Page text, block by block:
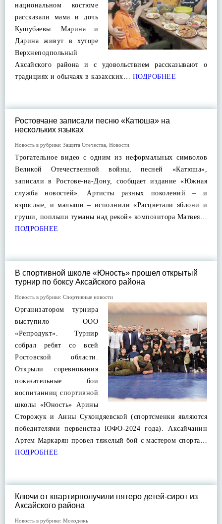
национальном костюме
рассказали мама и дочь
Кушубаевы. Марина и
Дарина живут в хуторе
Верхнеподпольный
Аксайского района и с удовольствием рассказывают о
традициях и обычаях в казахских… ПОДРОБНЕЕ
Ростовчане записали песню «Катюша» на
нескольких языках
Новость в рубрике: Защита Отечества Новости
Трогательное видео с одним из неформальных символов
Великой Отечественной войны, песней «Катюша»,
записали в Ростове-на-Дону, сообщает издание «Южная
служба новостей». Артисты разных поколений – и
взрослые, и малыши – исполнили «Расцветали яблони и
груши, поплыли туманы над рекой» композитора Матвея…
ПОДРОБНЕЕ
В спортивной школе «Юность» прошел открытый
турнир по боксу Аксайского района
Новость в рубрике: Спортивные новости
Организатором турнира
выступило ООО
«Репродукт». Турнир
собрал ребят со всей
Ростовской области.
Открыли соревнования
показательные бои
воспитанниц спортивной
школы «Юность» Арины
Сторожук и Анны Сухондяевской (спортсменки являются
победителями первенства ЮФО-2024 года). Аксайчанин
Артем Маркарян провел тяжелый бой с мастером спорта…
ПОДРОБНЕЕ
Ключи от квартирполучили пятеро детей-сирот из
Аксайского района
Новость в рубрике: Молодежь